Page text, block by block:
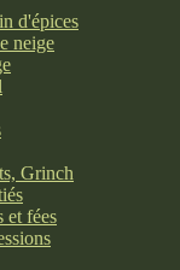
d'épices
neige
Grinch
et fées